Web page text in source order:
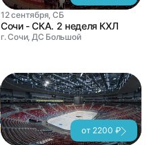
12 сентября, СБ
Сочи - СКА. 2 неделя КХЛ
г. Сочи, ДС Большой
от 2200 ₽